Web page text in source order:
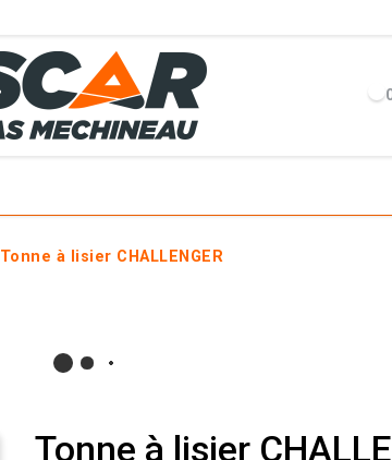
Tonne à lisier CHALLENGER
Tonne à lisier